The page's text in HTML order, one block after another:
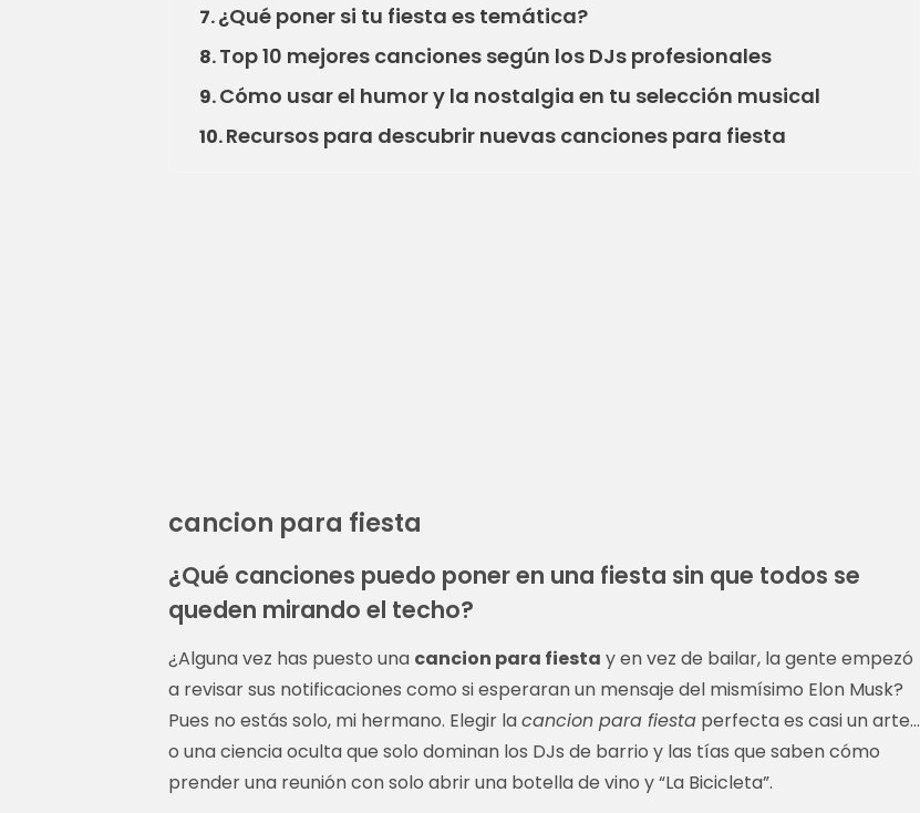
7.¿Qué poner si tu fiesta es temática?
8.Top 10 mejores canciones según los DJs profesionales
9.Cómo usar el humor y la nostalgia en tu selección musical
10.Recursos para descubrir nuevas canciones para fiesta
cancion para fiesta
¿Qué canciones puedo poner en una fiesta sin que todos se
queden mirando el techo?
¿Alguna vez has puesto una cancion para fiesta y en vez de bailar, la gente empezó
a revisar sus notificaciones como si esperaran un mensaje del mismísimo Elon Musk?
Pues no estás solo, mi hermano. Elegir lacancion para fiesta perfecta es casi un arte…
o una ciencia oculta que solo dominan los DJs de barrio y las tías que saben cómo
prender una reunión con solo abrir una botella de vino y “La Bicicleta”.